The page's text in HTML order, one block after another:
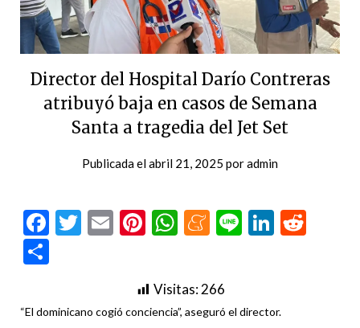
Director del Hospital Darío Contreras
atribuyó baja en casos de Semana
Santa a tragedia del Jet Set
Publicada elabril 21, 2025 poradmin
Facebook
Twitter
EmailPinterest
WhatsApp
Meneame
Line
Visitas:266
“El dominicano cogió conciencia”, aseguró el director.